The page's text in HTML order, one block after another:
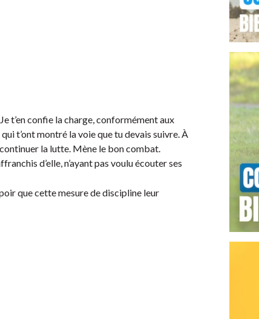
t’en confie la charge, conformément aux
t’ont montré la voie que tu devais suivre. À
la lutte. Mène le bon combat.
d’elle, n’ayant pas voulu écouter ses
que cette mesure de discipline leur